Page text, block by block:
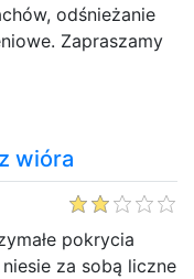
odśnieżanie
Zapraszamy
wióra
pokrycia
za sobą liczne